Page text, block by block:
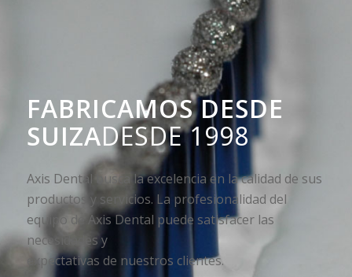
FABRICAMOSDESDE
SUIZADESDE 1998
Axis Dental busca la excelencia en la calidad de sus
productos y servicios. La profesionalidad del
equipo de Axis Dental puede satisfacer las
necesidades y
expectativas de nuestros clientes.